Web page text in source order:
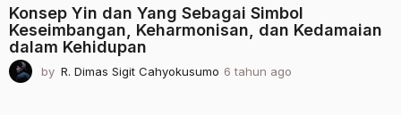
Konsep Yin dan Yang Sebagai Simbol
Keseimbangan, Keharmonisan, dan Kedamaian
dalam Kehidupan
by R. Dimas Sigit Cahyokusumo 6 tahun ago